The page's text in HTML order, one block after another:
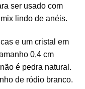
ser usado com
lindo de anéis.
e um cristal em
0,4 cm
é pedra natural.
de ródio branco.